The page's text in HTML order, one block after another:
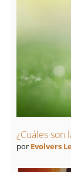
¿Cuáles son
por Evolvers